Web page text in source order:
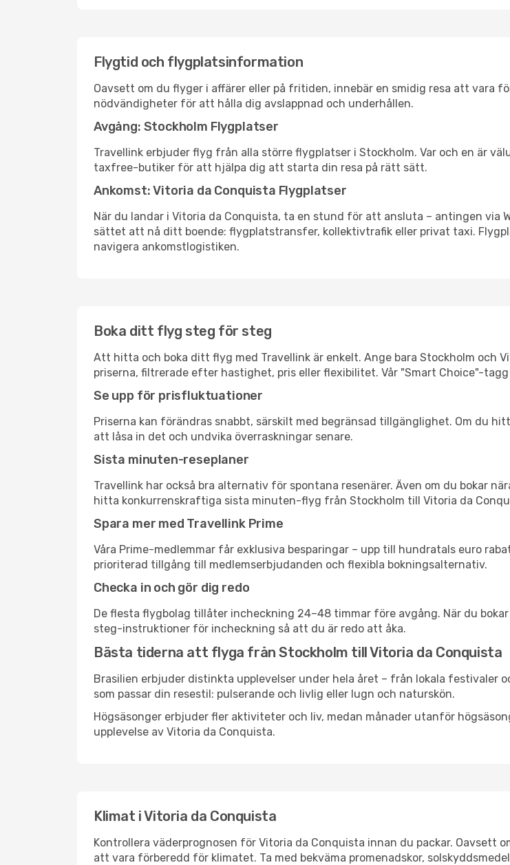
Flygtid och flygplatsinformation
Oavsett om du flyger i affärer eller på fritiden, innebär en smidig resa att vara
nödvändigheter för att hålla dig avslappnad och underhållen.
Avgång: Stockholm Flygplatser
Travellink erbjuder flyg från alla större flygplatser i Stockholm. Var och en är
taxfree-butiker för att hjälpa dig att starta din resa på rätt sätt.
Ankomst: Vitoria da Conquista Flygplatser
När du landar i Vitoria da Conquista, ta en stund för att ansluta – antingen via
sättet att nå ditt boende: flygplatstransfer, kollektivtrafik eller privat taxi.
navigera ankomstlogistiken.
Boka ditt flyg steg för steg
Att hitta och boka ditt flyg med Travellink är enkelt. Ange bara Stockholm och
priserna, filtrerade efter hastighet, pris eller flexibilitet. Vår "Smart Choice"-
Se upp för prisfluktuationer
Priserna kan förändras snabbt, särskilt med begränsad tillgänglighet. Om du
att låsa in det och undvika överraskningar senare.
Sista minuten-reseplaner
Travellink har också bra alternativ för spontana resenärer. Även om du bokar
hitta konkurrenskraftiga sista minuten-flyg från Stockholm till Vitoria da
Spara mer med Travellink Prime
Våra Prime-medlemmar får exklusiva besparingar – upp till hundratals euro
prioriterad tillgång till medlemserbjudanden och flexibla bokningsalternativ.
Checka in och gör dig redo
De flesta flygbolag tillåter incheckning 24–48 timmar före avgång. När du
steg-instruktioner för incheckning så att du är redo att åka.
Bästa tiderna att flyga från Stockholm till Vitoria da Conquista
Brasilien erbjuder distinkta upplevelser under hela året – från lokala festivaler
som passar din resestil: pulserande och livlig eller lugn och naturskön.
Högsäsonger erbjuder fler aktiviteter och liv, medan månader utanför
upplevelse av Vitoria da Conquista.
Klimat i Vitoria da Conquista
Kontrollera väderprognosen för Vitoria da Conquista innan du packar. Oavsett
att vara förberedd för klimatet. Ta med bekväma promenadskor,